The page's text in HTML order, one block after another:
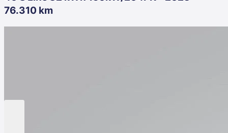
76.310 km